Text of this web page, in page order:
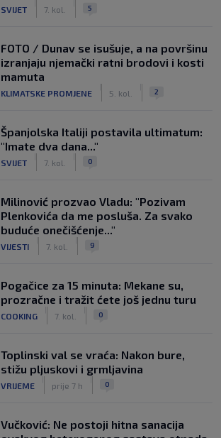
SVIJET 7. kol. 5
FOTO / Dunav se isušuje, a na površinu
izranjaju njemački ratni brodovi i kosti
mamuta
KLIMATSKE PROMJENE 5. kol. 2
Španjolska Italiji postavila ultimatum:
"Imate dva dana..."
SVIJET 7. kol. 0
Milinović prozvao Vladu: "Pozivam
Plenkovića da me posluša. Za svako
buduće onečišćenje..."
VIJESTI 7. kol. 9
Pogačice za 15 minuta: Mekane su,
prozračne i tražit ćete još jednu turu
COOKING 7. kol. 0
Toplinski val se vraća: Nakon bure,
stižu pljuskovi i grmljavina
VRIJEME prije 7 h 0
Vučković: Ne postoji hitna sanacija